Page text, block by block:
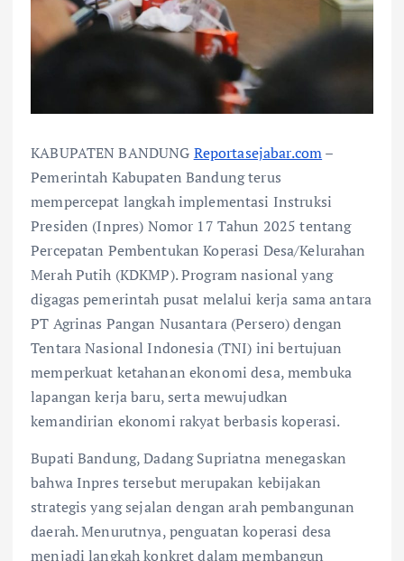
KABUPATEN BANDUNG Reportasejabar.com–
Pemerintah Kabupaten Bandung terus
mempercepat langkah implementasi Instruksi
Presiden (Inpres) Nomor 17 Tahun 2025 tentang
Percepatan Pembentukan Koperasi Desa/Kelurahan
Merah Putih (KDKMP). Program nasional yang
digagas pemerintah pusat melalui kerja sama antara
PT Agrinas Pangan Nusantara (Persero) dengan
Tentara Nasional Indonesia (TNI) ini bertujuan
memperkuat ketahanan ekonomi desa, membuka
lapangan kerja baru, serta mewujudkan
kemandirian ekonomi rakyat berbasis koperasi.
Bupati Bandung, Dadang Supriatna menegaskan
bahwa Inpres tersebut merupakan kebijakan
strategis yang sejalan dengan arah pembangunan
daerah. Menurutnya, penguatan koperasi desa
menjadi langkah konkret dalam membangun